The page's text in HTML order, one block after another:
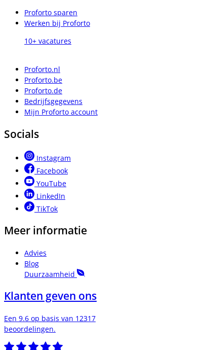
Proforto sparen
Werken bij Proforto
10+ vacatures
Proforto.nl
Proforto.be
Proforto.de
Bedrijfsgegevens
Mijn Proforto account
Socials
Instagram
Facebook
YouTube
LinkedIn
TikTok
Meer informatie
Advies
Blog
Duurzaamheid
Klanten geven ons
Een 9.6 op basis van 12317
beoordelingen.